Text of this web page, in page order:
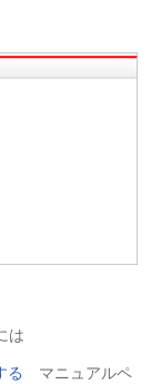
は
る
マニュアルペ